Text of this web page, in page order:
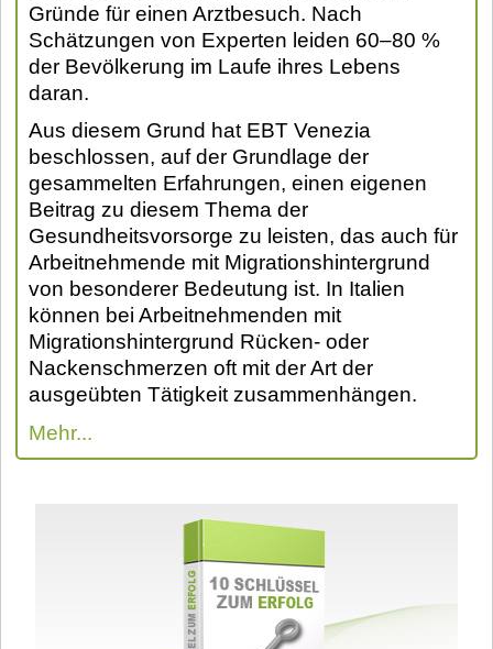
Gründe für einen Arztbesuch. Nach
Schätzungen von Experten leiden 60–80 %
der Bevölkerung im Laufe ihres Lebens
daran.
Aus diesem Grund hat EBT Venezia
beschlossen, auf der Grundlage der
gesammelten Erfahrungen, einen eigenen
Beitrag zu diesem Thema der
Gesundheitsvorsorge zu leisten, das auch für
Arbeitnehmende mit Migrationshintergrund
von besonderer Bedeutung ist. In Italien
können bei Arbeitnehmenden mit
Migrationshintergrund Rücken- oder
Nackenschmerzen oft mit der Art der
ausgeübten Tätigkeit zusammenhängen.
Mehr...